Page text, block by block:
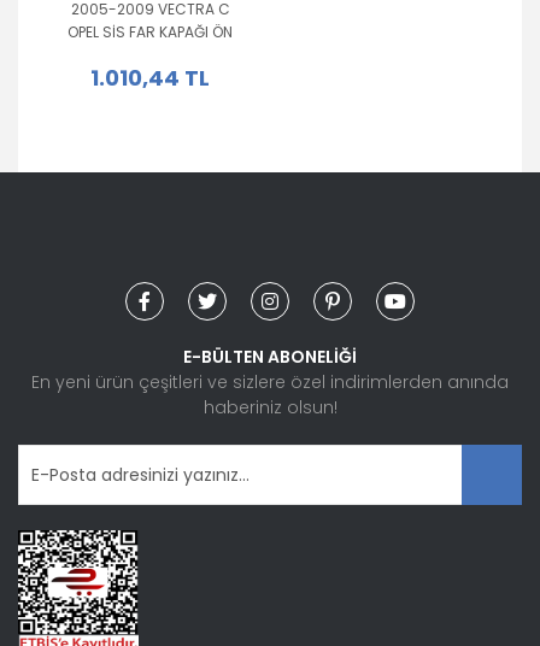
2005-2009 VECTRA C
OPEL SİS FAR KAPAĞI ÖN
101.30.7200 | 13205878
1.010,44 TL
E-BÜLTEN ABONELİĞİ
En yeni ürün çeşitleri ve sizlere özel indirimlerden anında
haberiniz olsun!